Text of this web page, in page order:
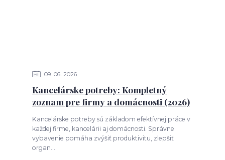
09 06 2026
Kancelárske potreby: Kompletný
zoznam pre firmy a domácnosti (2026)
Kancelárske potreby sú základom efektívnej práce v
každej firme, kancelárii aj domácnosti. Správne
vybavenie pomáha zvýšiť produktivitu, zlepšiť
organ...